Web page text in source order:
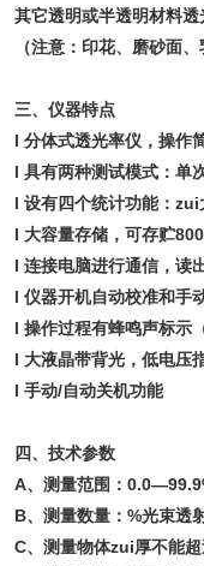
其它透明或半透明材料透
（注意：印花、磨砂面
三、仪器特点
l 分体式透光率仪，操作
l 具有两种测试模式：单
l 设有四个统计功能：
l 大容量存储，可存贮
l 连接电脑进行通信，读
l 仪器开机自动校准和手
l 操作过程有蜂鸣声标示
l 大液晶带背光，低电压
l 手动/自动关机功能
四、技术参数
A、测量范围：
B、测量数量：%光束透
C、测量物体zui厚不能